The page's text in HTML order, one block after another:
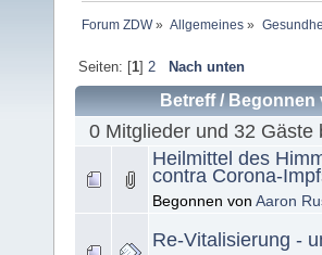
Forum ZDW» Allgemeines »
Seiten: [1] 2 Nach unten
Betreff/ Begonnen
0 Mitglieder und 32 Gäste
Heilmittel des
contra Corona-
Begonnen von Aaron
Re-Vitalisierung -